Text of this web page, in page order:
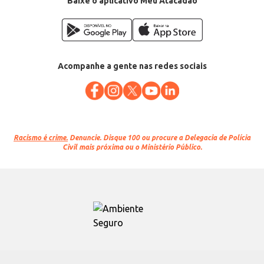
Acompanhe a gente nas redes sociais
Racismo é crime. Denuncie. Disque 100 ou procure a Delegacia de Polícia
Civil mais próxima ou o Ministério Público.